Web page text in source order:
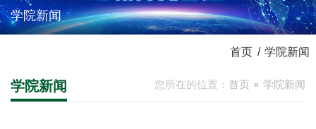
学院新闻
首页 / 学院新闻
您所在的位置： 首页 学院新闻
学院新闻